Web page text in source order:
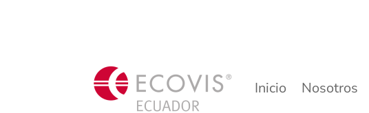
Inicio Nosotros